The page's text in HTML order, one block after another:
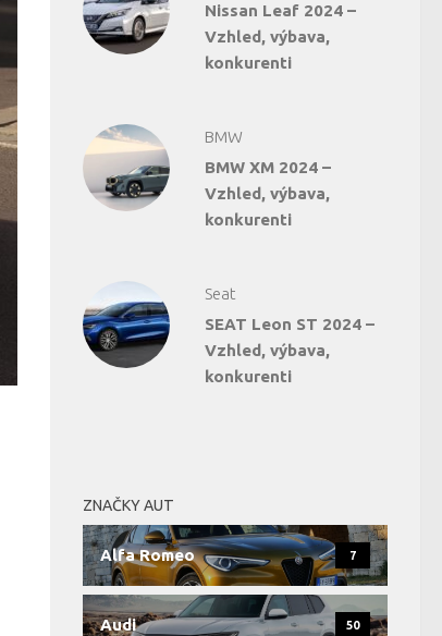
Nissan Leaf 2024 –
Vzhled, výbava,
konkurenti
BMW
BMW XM 2024 –
Vzhled, výbava,
konkurenti
Seat
SEAT Leon ST 2024 –
Vzhled, výbava,
konkurenti
ZNAČKY AUT
Alfa Romeo 7
Audi 50